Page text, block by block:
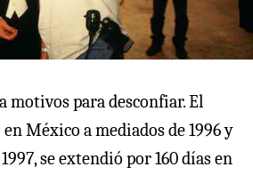
motivos para desconfiar. El
México a mediados de 1996 y
se extendió por 160 días en